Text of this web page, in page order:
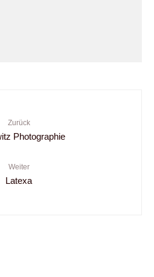
Zurück
Photographie
Weiter
Latexa